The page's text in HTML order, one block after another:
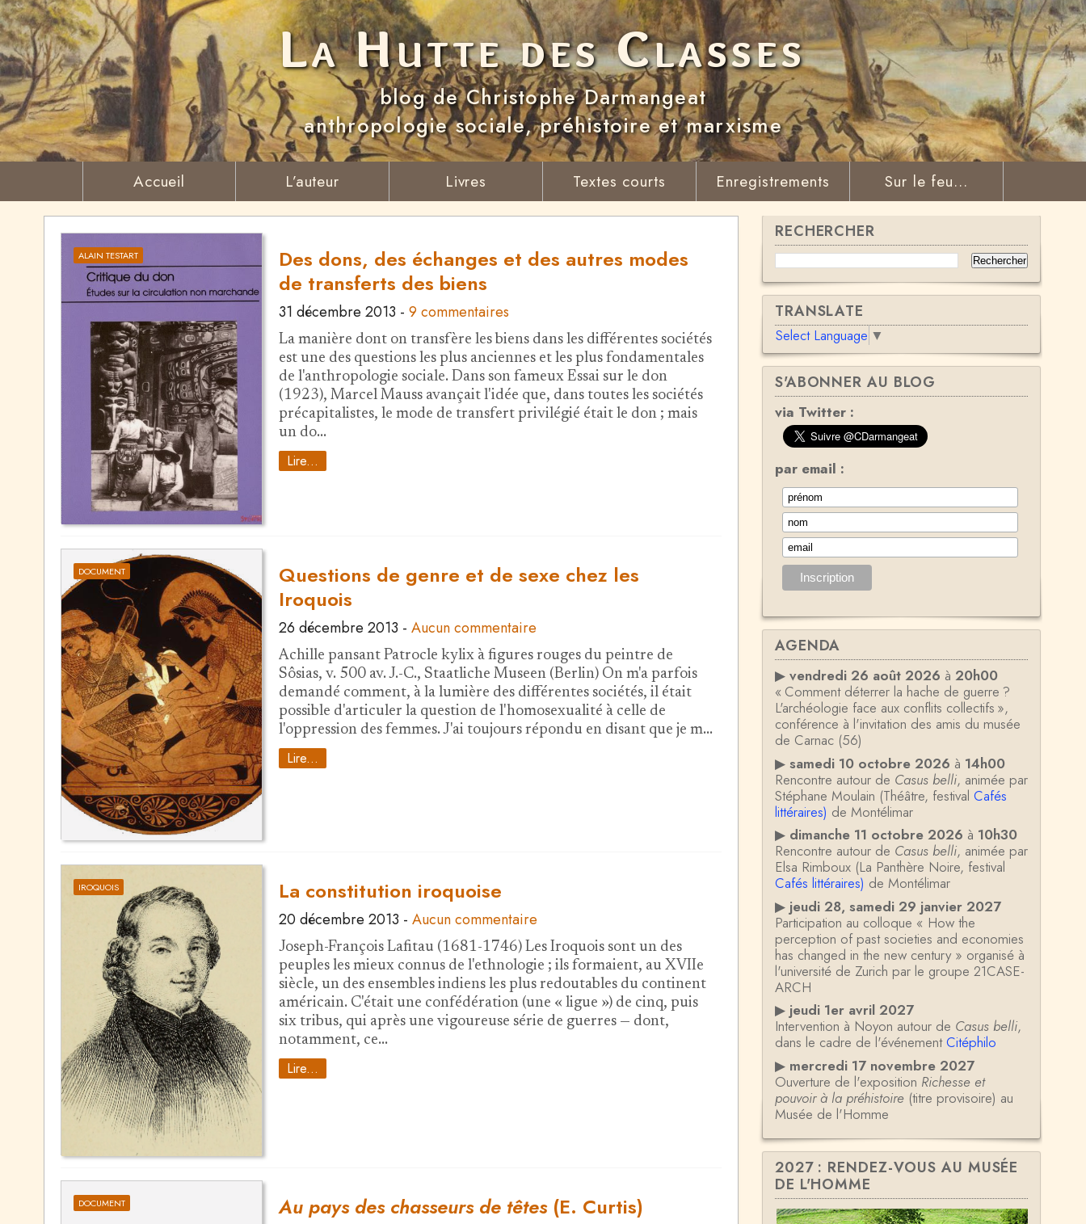
La Hutte des Classes
blog de Christophe Darmangeat
anthropologie sociale, préhistoire et marxisme
Accueil L’auteur Livres Textes courts Enregistrements Sur le feu...
ALAIN TESTART
Des dons, des échanges et des autres modes
de transferts des biens
31 décembre 2013 - 9 commentaires
La manière dont on transfère les biens dans les différentes sociétés
est une des questions les plus anciennes et les plus fondamentales
de l'anthropologie sociale. Dans son fameux Essai sur le don
(1923), Marcel Mauss avançait l'idée que, dans toutes les sociétés
précapitalistes, le mode de transfert privilégié était le don ; mais
un do…
Lire...
DOCUMENT
Questions de genre et de sexe chez les
Iroquois
26 décembre 2013 - Aucun commentaire
Achille pansant Patrocle kylix à figures rouges du peintre de
Sôsias, v. 500 av. J.-C., Staatliche Museen (Berlin) On m'a parfois
demandé comment, à la lumière des différentes sociétés, il était
possible d'articuler la question de l'homosexualité à celle de
l'oppression des femmes. J'ai toujours répondu en disant que je m…
Lire...
IROQUOIS La constitution iroquoise
20 décembre 2013 - Aucun commentaire
Joseph-François Lafitau (1681-1746) Les Iroquois sont un des
peuples les mieux connus de l'ethnologie ; ils formaient, au XVIIe
siècle, un des ensembles indiens les plus redoutables du continent
américain. C'était une confédération (une « ligue ») de cinq, puis
six tribus, qui après une vigoureuse série de guerres — dont,
notamment, ce…
Lire...
DOCUMENT Au pays des chasseurs de têtes(E. Curtis)
RECHERCHER
TRANSLATE
Select Language ▼
S'ABONNER AU BLOG
via Twitter :
par email :
AGENDA
▶ vendredi 26 août 2026 à 20h00
« Comment déterrer la hache de guerre ?
L'archéologie face aux conflits collectifs »,
conférence à l'invitation des amis du musée
de Carnac (56)
▶ samedi 10 octobre 2026 à 14h00
Rencontre autour de Casus belli, animée par
Stéphane Moulain (Théâtre, festival Cafés
littéraires) de Montélimar
▶ dimanche 11 octobre 2026 à 10h30
Rencontre autour de Casus belli, animée par
Elsa Rimboux (La Panthère Noire, festival
Cafés littéraires) de Montélimar
▶ jeudi 28, samedi 29 janvier 2027
Participation au colloque « How the
perception of past societies and economies
has changed in the new century » organisé à
l'université de Zurich par le groupe 21CASE-
ARCH
▶ jeudi 1er avril 2027
Intervention à Noyon autour de Casus belli,
dans le cadre de l'événementCitéphilo
▶ mercredi 17 novembre 2027
Ouverture de l'exposition Richesse et
pouvoir à la préhistoire(titre provisoire) au
Musée de l'Homme
2027 : RENDEZ-VOUS AU MUSÉE
DE L'HOMME